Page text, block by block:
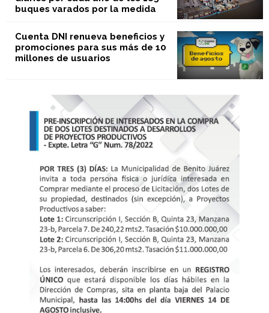
buques varados por la medida
Cuenta DNI renueva beneficios y
promociones para sus más de 10
millones de usuarios